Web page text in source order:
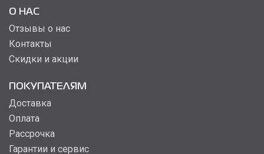
О НАС
Отзывы о нас
Контакты
Скидки и акции
ПОКУПАТЕЛЯМ
Доставка
Оплата
Рассрочка
Гарантии и сервис